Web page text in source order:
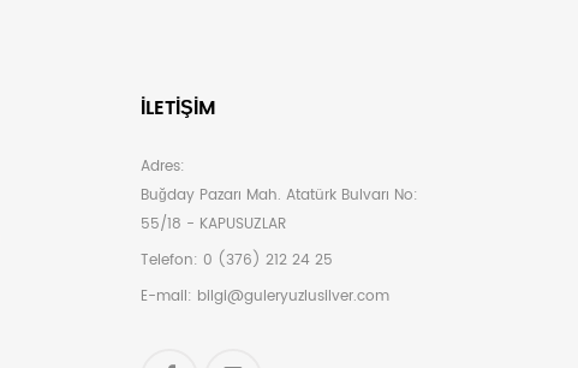
İLETIŞIM
Adres:
Buğday Pazarı Mah. Atatürk Bulvarı No:
55/18 - KAPUSUZLAR
Telefon: 0 (376) 212 24 25
E-mail: bilgi@guleryuzlusilver.com